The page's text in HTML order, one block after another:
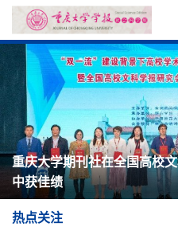
重庆大学期刊社在全国高校
中获佳绩
热点关注